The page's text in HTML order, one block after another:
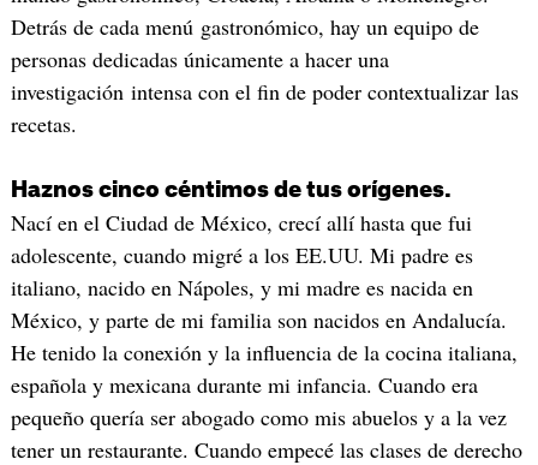
Detrás de cada menú gastronómico, hay un equipo de
personas dedicadas únicamente a hacer una
investigación intensa con el fin de poder contextualizar las
recetas.
Haznos cinco céntimos de tus orígenes.
Nací en el Ciudad de México, crecí allí hasta que fui
adolescente, cuando migré a los EE.UU. Mi padre es
italiano, nacido en Nápoles, y mi madre es nacida en
México, y parte de mi familia son nacidos en Andalucía.
He tenido la conexión y la influencia de la cocina italiana,
española y mexicana durante mi infancia. Cuando era
pequeño quería ser abogado como mis abuelos y a la vez
tener un restaurante. Cuando empecé las clases de derecho